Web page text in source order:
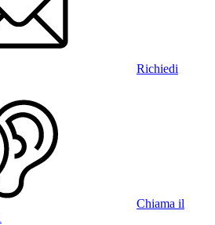
Richiedi
Chiama il